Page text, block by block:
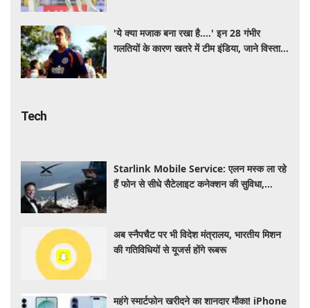
'ये क्या मजाक बना रखा है....' इन 28 गंभीर
गलतियों के कारण खतरे में टीम इंडिया, जाने विस्तार
Tech
Starlink Mobile Service: एलन मस्क ला रहे
हैं फोन से सीधे सैटेलाइट कनेक्शन की सुविधा,
अब स्नैपचैट पर भी विदेश मंत्रालय, भारतीय मिशन
की गतिविधियों से यूजर्स होंगे रूबरू
महंगे स्मार्टफोन खरीदने का शानदार मौका! iPhone